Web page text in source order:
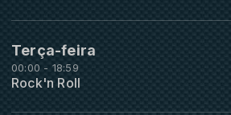
Terça-feira
00:00 - 18:59
Rock'n Roll